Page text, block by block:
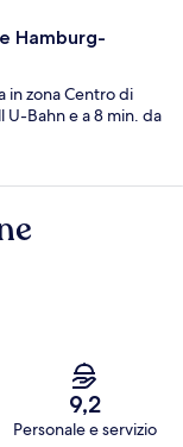
Hamburg-
in zona Centro di
Bahn e a 8 min. da
9,2
Personale e servizio